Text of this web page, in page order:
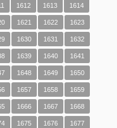
1612 1613 1614
1621 1622 1623
1630 1631 1632
1639 1640 1641
1648 1649 1650
1657 1658 1659
1666 1667 1668
1675 1676 1677